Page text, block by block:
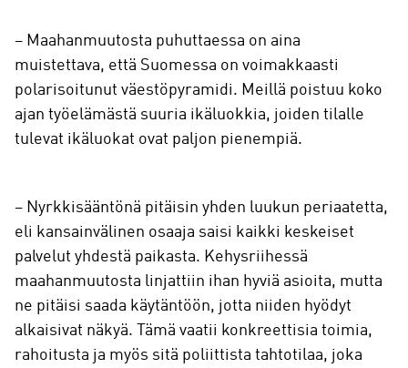
– Maahanmuutosta puhuttaessa on aina
muistettava, että Suomessa on voimakkaasti
polarisoitunut väestöpyramidi. Meillä poistuu koko
ajan työelämästä suuria ikäluokkia, joiden tilalle
tulevat ikäluokat ovat paljon pienempiä.
– Nyrkkisääntönä pitäisin yhden luukun periaatetta,
eli kansainvälinen osaaja saisi kaikki keskeiset
palvelut yhdestä paikasta. Kehysriihessä
maahanmuutosta linjattiin ihan hyviä asioita, mutta
ne pitäisi saada käytäntöön, jotta niiden hyödyt
alkaisivat näkyä. Tämä vaatii konkreettisia toimia,
rahoitusta ja myös sitä poliittista tahtotilaa, joka